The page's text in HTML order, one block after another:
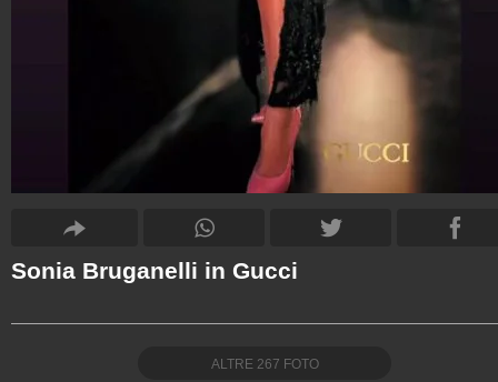
Sonia Bruganelli in Gucci
ALTRE 267 FOTO